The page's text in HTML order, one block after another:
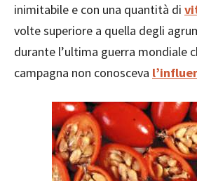
inimitabile e con una quantità di
volte superiore a quella degli
durante l’ultima guerra mondiale
campagna non conosceva